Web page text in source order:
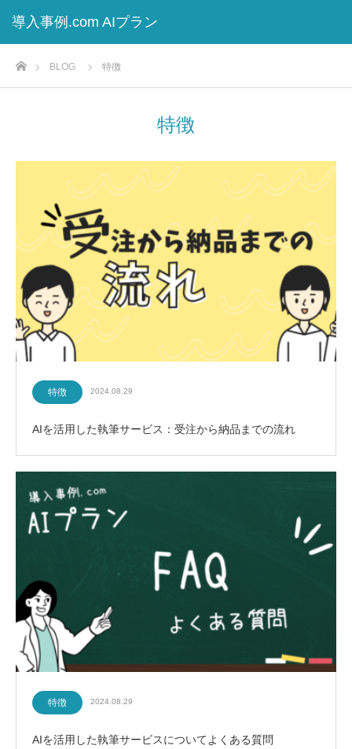
導入事例.com AIプラン
ホームBLOG 特徴
特徴
特徴 2024.08.29
AIを活用した執筆サービス：受注から納品までの流れ
特徴 2024.08.29
AIを活用した執筆サービスについてよくある質問